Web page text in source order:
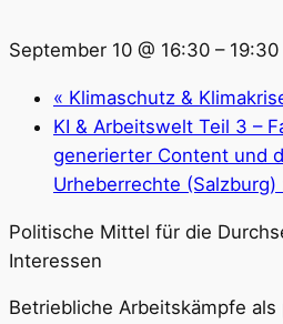
September 10 @ 16:30 – 19:30
« Klimaschutz &
KI & Arbeitswelt Teil 3 –
generierter Content und
Urheberrechte (Salzburg)
Politische Mittel für die
Interessen
Betriebliche Arbeitskämpfe